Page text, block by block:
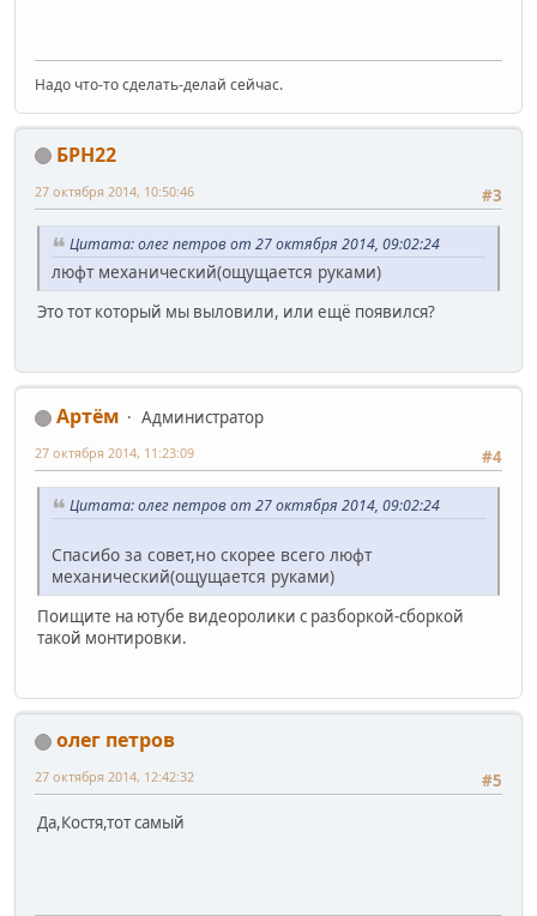
Надо что-то сделать-делай сейчас.
БРН22
#3
27 октября 2014, 10:50:46
Цитата: олег петров от 27 октября 2014, 09:02:24
люфт механический(ощущается руками)
Это тот который мы выловили, или ещё появился?
Артём
Администратор
#4
27 октября 2014, 11:23:09
Цитата: олег петров от 27 октября 2014, 09:02:24
Спасибо за совет,но скорее всего люфт
механический(ощущается руками)
Поищите на ютубе видеоролики с разборкой-сборкой
такой монтировки.
олег петров
#5
27 октября 2014, 12:42:32
Да,Костя,тот самый